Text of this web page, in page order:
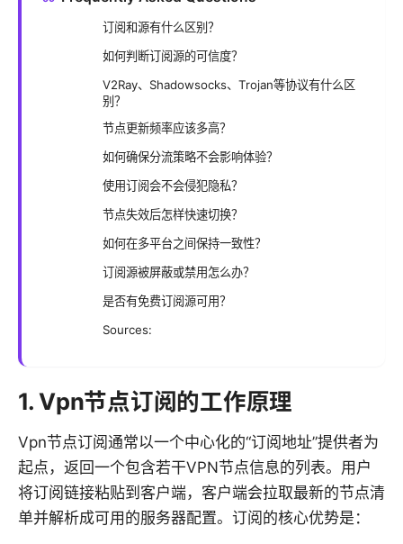
订阅和源有什么区别？
如何判断订阅源的可信度？
V2Ray、Shadowsocks、Trojan等协议有什么区
别？
节点更新频率应该多高？
如何确保分流策略不会影响体验？
使用订阅会不会侵犯隐私？
节点失效后怎样快速切换？
如何在多平台之间保持一致性？
订阅源被屏蔽或禁用怎么办？
是否有免费订阅源可用？
Sources:
1. Vpn节点订阅的工作原理
Vpn节点订阅通常以一个中心化的“订阅地址”提供者为
起点，返回一个包含若干VPN节点信息的列表。用户
将订阅链接粘贴到客户端，客户端会拉取最新的节点清
单并解析成可用的服务器配置。订阅的核心优势是：